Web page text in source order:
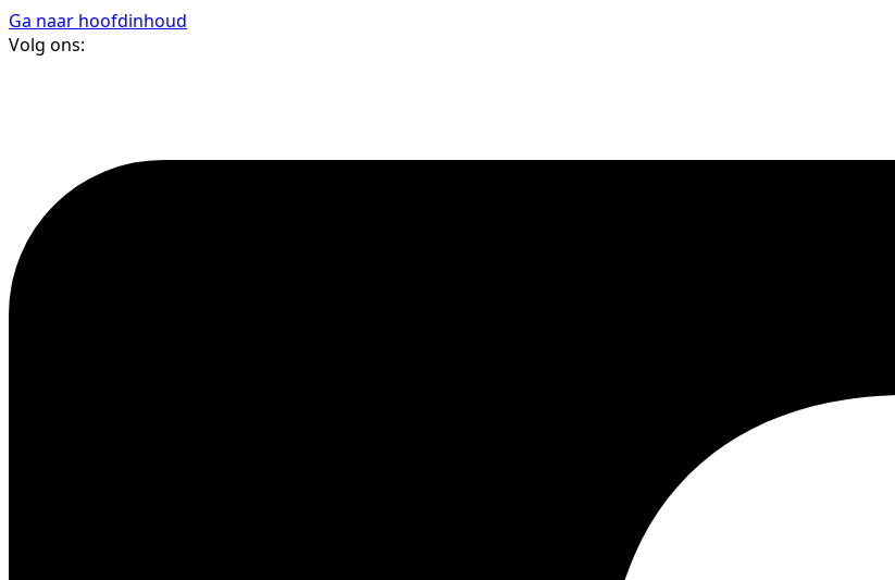
Ga naar hoofdinhoud
Volg ons: